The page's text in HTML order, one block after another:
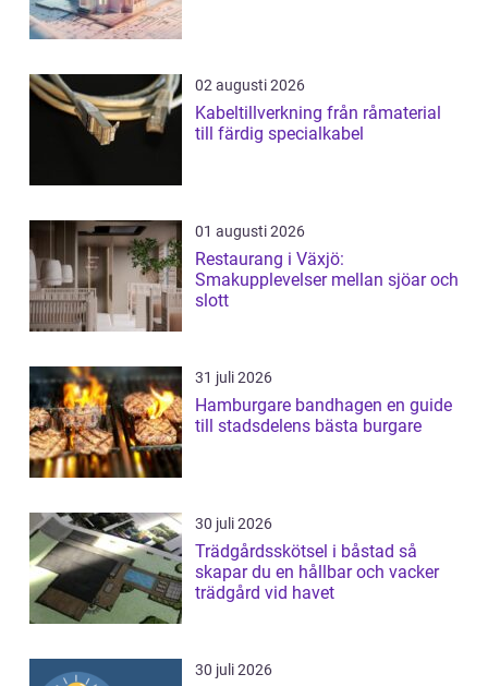
02 augusti 2026
Kabeltillverkning från råmaterial
till färdig specialkabel
01 augusti 2026
Restaurang i Växjö:
Smakupplevelser mellan sjöar och
slott
31 juli 2026
Hamburgare bandhagen en guide
till stadsdelens bästa burgare
30 juli 2026
Trädgårdsskötsel i båstad så
skapar du en hållbar och vacker
trädgård vid havet
30 juli 2026